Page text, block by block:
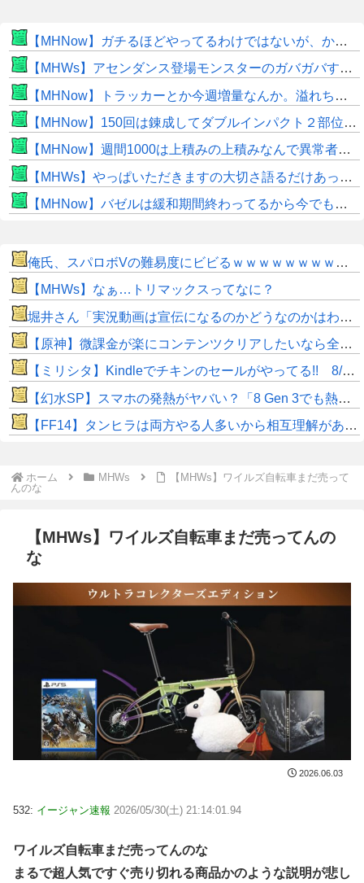
【MHNow】ガチるほどやってるわけではないが、かと言って要撃戦くらいしかやることないんだよな
【MHWs】アセンダンス登場モンスターのガバガバすぎる偽リークきたな
【MHNow】トラッカーとか今週増量なんか。溢れちゃうから来週にして欲しいわ何狩れいうねん
【MHNow】150回は錬成してダブルインパクト２部位だけって流石に泣けてくる
【MHNow】週間1000は上積みの上積みなんで異常者です
【MHWs】やっぱいただきますの大切さ語るだけあって飯のこだわり凄いよね
【MHNow】バゼルは緩和期間終わってるから今でもとんでもない数必要なんじゃない？
俺氏、スパロボVの難易度にビビるｗｗｗｗｗｗｗｗｗｗｗ
【MHWs】なぁ…トリマックスってなに？
堀井さん「実況動画は宣伝になるのかどうなのかはわからない部分もありますけど」
【原神】微課金が楽にコンテンツクリアしたいなら全キャラ無凸で引くのがいいね。
【ミリシタ】Kindleでチキンのセールがやってる!! 8/19(水)まで!!
【幻水SP】スマホの発熱がヤバい？「8 Gen 3でも熱い」「iPhoneは設定下げれば発熱なし」
​【FF14】タンヒラは両方やる人多いから相互理解があるのに、DPSは他ロールへの知識が低すぎないか？
ホーム MHWs
【MHWs】ワイルズ自転車まだ売って
んのな
【MHWs】ワイルズ自転車まだ売ってんの
な
2026.06.03
532: イージャン速報 2026/05/30(土) 21:14:01.94
ワイルズ自転車まだ売ってんのな
まるで超人気ですぐ売り切れる商品かのような説明が悲し